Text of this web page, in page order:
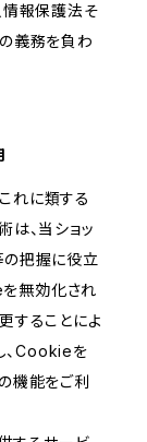
情報保護法そ
義務を負わ
れに類する
は、当ショッ
の把握に役立
を無効化され
することによ
、Cookieを
機能をご利